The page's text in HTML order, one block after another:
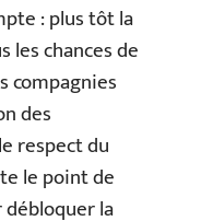
: plus tôt la
les chances de
compagnies
des
respect du
le point de
la